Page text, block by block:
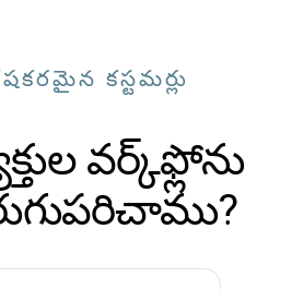
కస్టమర్లు
వర్క్‌ఫ్లోను